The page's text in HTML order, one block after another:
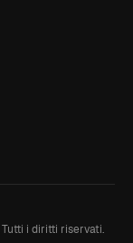
Tutti i diritti riservati.